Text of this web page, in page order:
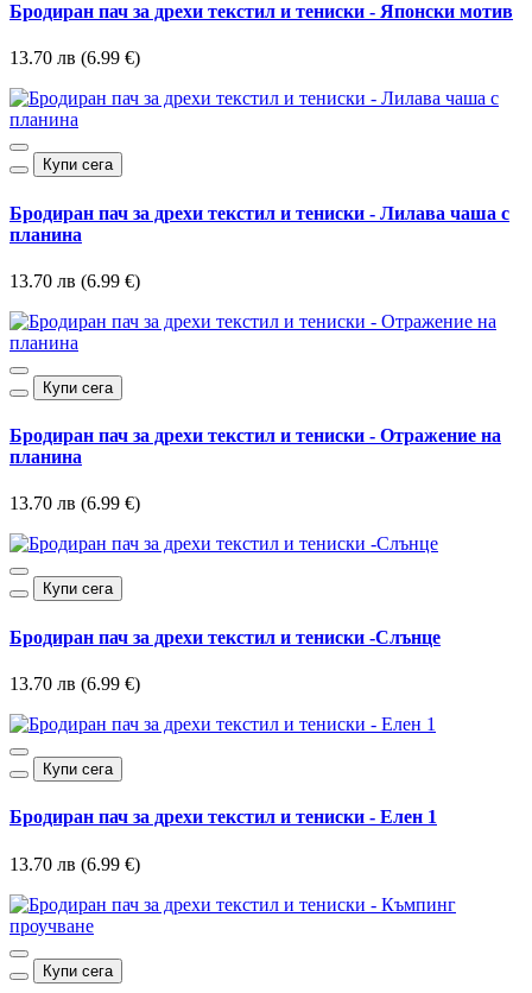
Бродиран пач за дрехи текстил и тениски - Японски мотив
13.70 лв (6.99 €)
Купи сега
Бродиран пач за дрехи текстил и тениски - Лилава чаша с
планина
13.70 лв (6.99 €)
Купи сега
Бродиран пач за дрехи текстил и тениски - Отражение на
планина
13.70 лв (6.99 €)
Купи сега
Бродиран пач за дрехи текстил и тениски -Слънце
13.70 лв (6.99 €)
Купи сега
Бродиран пач за дрехи текстил и тениски - Елен 1
13.70 лв (6.99 €)
Купи сега